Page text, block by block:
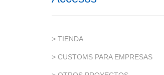
> TIENDA
> CUSTOMS PARA EMPRESAS